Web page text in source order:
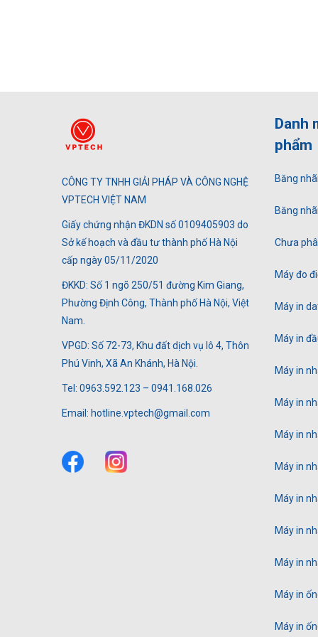
CÔNG TY TNHH GIẢI PHÁP VÀ CÔNG NGHỆ
VPTECH VIỆT NAM
Giấy chứng nhận ĐKDN số 0109405903 do
Sở kế hoạch và đầu tư thành phố Hà Nội
cấp ngày 05/11/2020
ĐKKD: Số 1 ngõ 250/51 đường Kim Giang,
Phường Định Công, Thành phố Hà Nội, Việt
Nam.
VPGD: Số 72-73, Khu đất dịch vụ lô 4, Thôn
Phú Vinh, Xã An Khánh, Hà Nội.
Tel: 0963.592.123 – 0941.168.026
Email: hotline.vptech@gmail.com
Danh
phẩm
Băng
Băng
Chưa
Máy đo
Máy in
Máy in
Máy in
Máy in
Máy in
Máy in
Máy in
Máy in
Máy in
Máy in
Máy in